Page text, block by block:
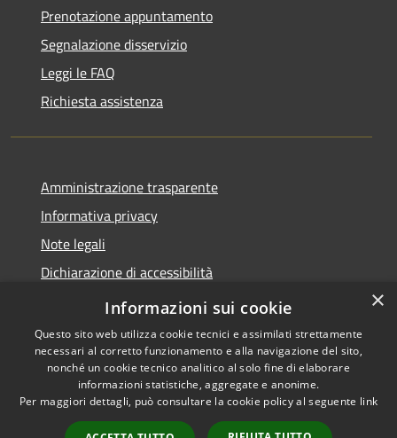
Prenotazione appuntamento
Segnalazione disservizio
Leggi le FAQ
Richiesta assistenza
Amministrazione trasparente
Informativa privacy
Note legali
Dichiarazione di accessibilità
Moduli Privacy Amministrazione trasparente
Accessibilità
Copyright © 2026 • Comune di
Limana • Powered by
Municipium• Accesso
×
Informazioni sui cookie
Questo sito web utilizza cookie tecnici e assimilati strettamente
necessari al corretto funzionamento e alla navigazione del sito,
nonché un cookie tecnico analitico al solo fine di elaborare
informazioni statistiche, aggregate e anonime.
Per maggiori dettagli, può consultare la cookie policy al seguente link